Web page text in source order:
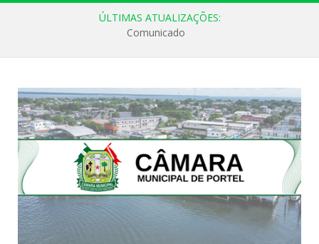
ÚLTIMAS ATUALIZAÇÕES:
Comunicado